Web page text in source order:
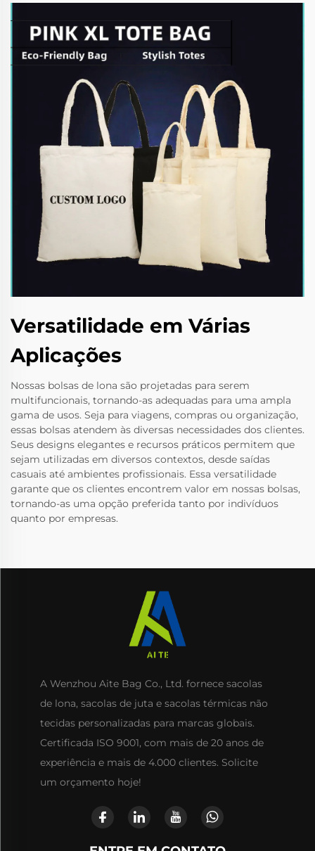
Versatilidade em Várias
Aplicações
Nossas bolsas de lona são projetadas para serem
multifuncionais, tornando-as adequadas para uma ampla
gama de usos. Seja para viagens, compras ou organização,
essas bolsas atendem às diversas necessidades dos clientes.
Seus designs elegantes e recursos práticos permitem que
sejam utilizadas em diversos contextos, desde saídas
casuais até ambientes profissionais. Essa versatilidade
garante que os clientes encontrem valor em nossas bolsas,
tornando-as uma opção preferida tanto por indivíduos
quanto por empresas.
A Wenzhou Aite Bag Co., Ltd. fornece sacolas
de lona, sacolas de juta e sacolas térmicas não
tecidas personalizadas para marcas globais.
Certificada ISO 9001, com mais de 20 anos de
experiência e mais de 4.000 clientes. Solicite
um orçamento hoje!